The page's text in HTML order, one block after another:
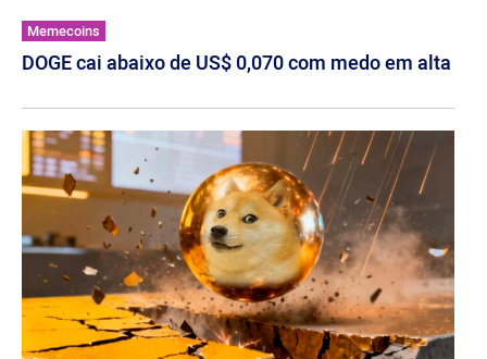
Memecoins
DOGE cai abaixo de US$ 0,070 com medo em alta